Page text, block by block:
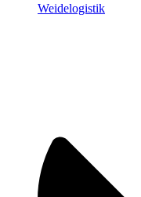
Weidelogistik